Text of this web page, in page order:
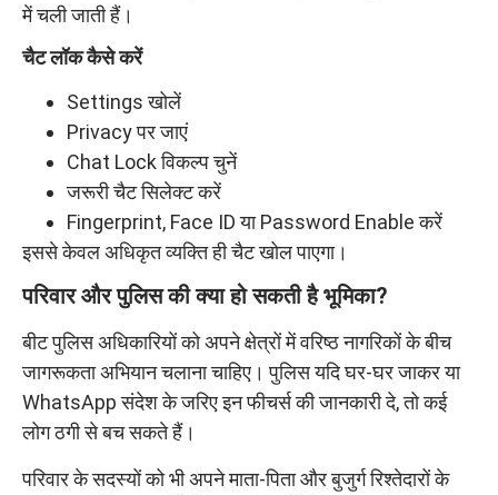
में चली जाती हैं।
चैट लॉक कैसे करें
Settings खोलें
Privacy पर जाएं
Chat Lock विकल्प चुनें
जरूरी चैट सिलेक्ट करें
Fingerprint, Face ID या Password Enable करें
इससे केवल अधिकृत व्यक्ति ही चैट खोल पाएगा।
परिवार और पुलिस की क्या हो सकती है भूमिका?
बीट पुलिस अधिकारियों को अपने क्षेत्रों में वरिष्ठ नागरिकों के बीच
जागरूकता अभियान चलाना चाहिए। पुलिस यदि घर-घर जाकर या
WhatsApp संदेश के जरिए इन फीचर्स की जानकारी दे, तो कई
लोग ठगी से बच सकते हैं।
परिवार के सदस्यों को भी अपने माता-पिता और बुजुर्ग रिश्तेदारों के